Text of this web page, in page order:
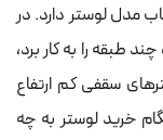
مدل لوستر دارد. در
طبقه را به کار برد،
سقفی کم ارتفاع
خرید لوستر به چه